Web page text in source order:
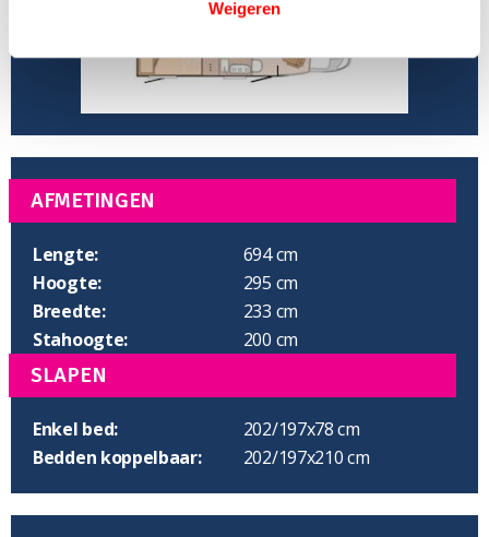
Weigeren
AFMETINGEN
Lengte:
694 cm
Hoogte:
295 cm
Breedte:
233 cm
Stahoogte:
200 cm
SLAPEN
Enkel bed:
202/197x78 cm
Bedden koppelbaar:
202/197x210 cm